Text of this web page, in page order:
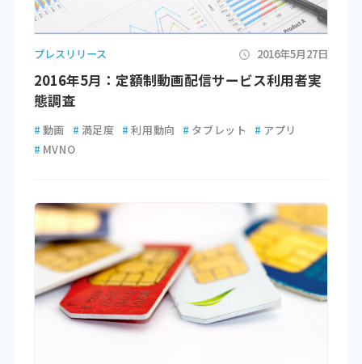
プレスリリース 2016年5月27日
2016年5月：定額制動画配信サービス利用者実
態調査
# 動画 # 満足度 # 利用動向 # タブレット # アプリ
# MVNO